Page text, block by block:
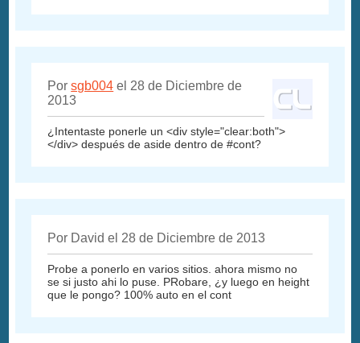
Porsgb004 el 28 de Diciembre de
2013
¿Intentaste ponerle un <div style="clear:both">
</div> después de aside dentro de #cont?
Por David el 28 de Diciembre de 2013
Probe a ponerlo en varios sitios. ahora mismo no
se si justo ahi lo puse. PRobare, ¿y luego en height
que le pongo? 100% auto en el cont